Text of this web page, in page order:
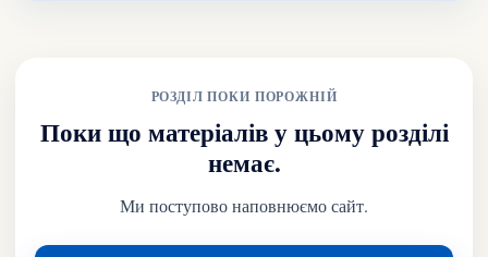
РОЗДІЛ ПОКИ ПОРОЖНІЙ
Поки що матеріалів у цьому розділі
немає.
Ми поступово наповнюємо сайт.